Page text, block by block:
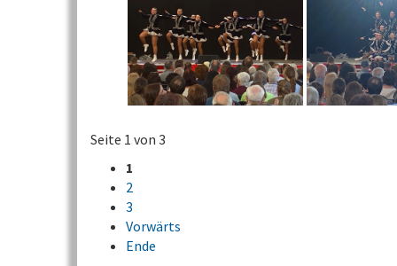
Seite 1 von 3
1
2
3
Vorwärts
Ende